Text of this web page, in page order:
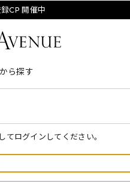
CP 開催中
ら探す
ログインしてください。